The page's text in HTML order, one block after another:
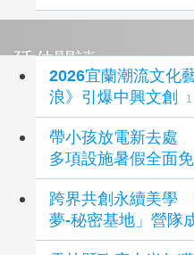
延伸閱讀
2026宜蘭潮流文化
浪》引爆中興文創
帶小孩放電新去處
多項設施暑假全面
跨界共創永續美學
夢-秘密基地」營隊